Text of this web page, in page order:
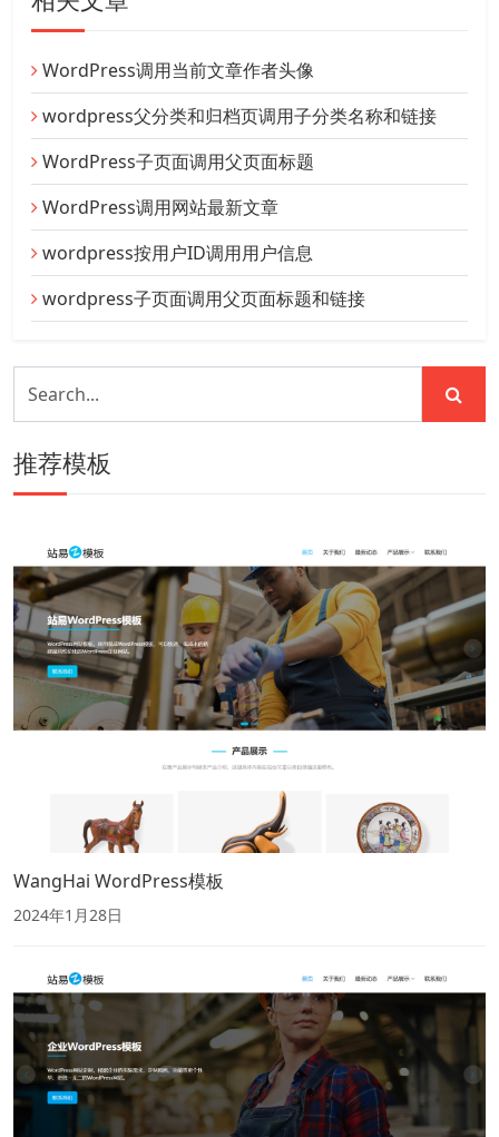
WordPress调用当前文章作者头像
wordpress父分类和归档页调用子分类名称和链接
WordPress子页面调用父页面标题
WordPress调用网站最新文章
wordpress按用户ID调用用户信息
wordpress子页面调用父页面标题和链接
推荐模板
WangHai WordPress模板
2024年1月28日